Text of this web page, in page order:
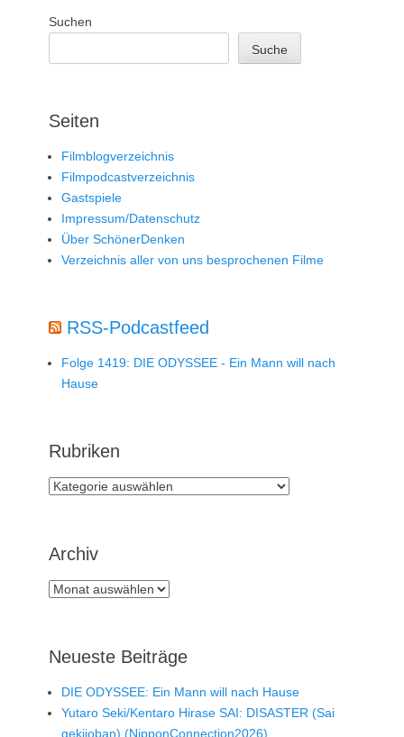
Suchen
Suche
Seiten
Filmblogverzeichnis
Filmpodcastverzeichnis
Gastspiele
Impressum/Datenschutz
Über SchönerDenken
Verzeichnis aller von uns besprochenen Filme
RSS-Podcastfeed
Folge 1419: DIE ODYSSEE - Ein Mann will nach
Hause
Rubriken
Rubriken
Archiv
Archiv
Neueste Beiträge
DIE ODYSSEE: Ein Mann will nach Hause
Yutaro Seki/Kentaro Hirase SAI: DISASTER (Sai
gekijoban) (NipponConnection2026)